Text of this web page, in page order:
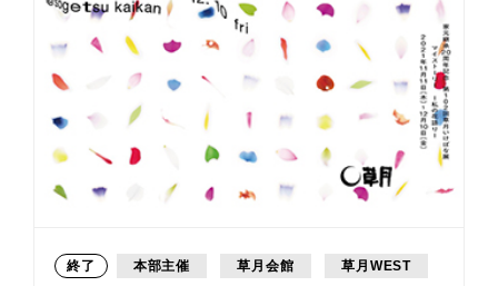
終了 本部主催 草月会館 草月WEST